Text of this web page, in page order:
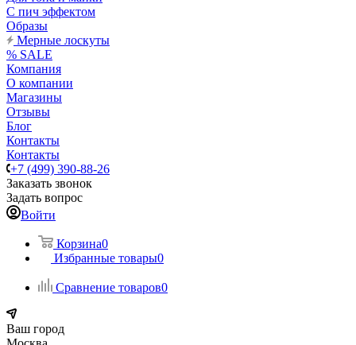
С пич эффектом
Образы
Мерные лоскуты
% SALE
Компания
О компании
Магазины
Отзывы
Блог
Контакты
Контакты
+7 (499) 390-88-26
Заказать звонок
Задать вопрос
Войти
Корзина0
Избранные товары0
Сравнение товаров0
Ваш город